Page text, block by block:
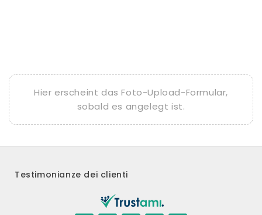
Hier erscheint das Foto-Upload-Formular,
sobald es angelegt ist.
Testimonianze dei clienti